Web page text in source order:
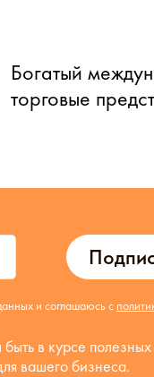
Богатый
торговые
и соглашаюсь с
в курсе полезных
вашего бизнеса.